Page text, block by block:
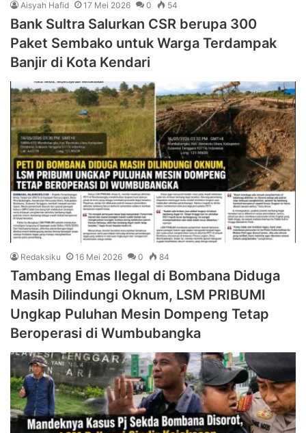
Aisyah Hafid 17 Mei 2026 0 54
Bank Sultra Salurkan CSR berupa 300
Paket Sembako untuk Warga Terdampak
Banjir di Kota Kendari
Redaksiku 16 Mei 2026 0 84
Tambang Emas Ilegal di Bombana Diduga
Masih Dilindungi Oknum, LSM PRIBUMI
Ungkap Puluhan Mesin Dompeng Tetap
Beroperasi di Wumbubangka